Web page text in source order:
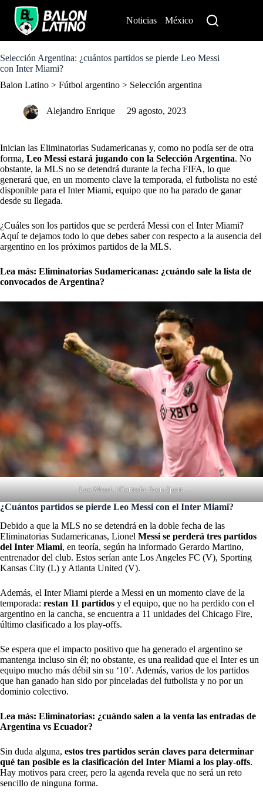
o
c
n
Noticias México
Selección Argentina: ¿cuántos partidos se pierde Leo Messi
con Inter Miami?
Balon Latino > Fútbol argentino > Selección argentina
Alejandro Enrique 29 agosto, 2023
Inician las Eliminatorias Sudamericanas y, como no podía ser de otra
forma, Leo Messi estará jugando con la Selección Argentina. No
obstante, la MLS no se detendrá durante la fecha FIFA, lo que
generará que, en un momento clave la temporada, el futbolista no esté
disponible para el Inter Miami, equipo que no ha parado de ganar
desde su llegada.
¿Cuáles son los partidos que se perderá Messi con el Inter Miami?
Aquí te dejamos todo lo que debes saber con respecto a la ausencia del
argentino en los próximos partidos de la MLS.
Lea más: Eliminatorias Sudamericanas: ¿cuándo sale la lista de
convocados de Argentina?
Leo Messi. | Cortesía: Icon Sport.
¿Cuántos partidos se pierde Leo Messi con el Inter Miami?
Debido a que la MLS no se detendrá en la doble fecha de las
Eliminatorias Sudamericanas, Lionel Messise perderá tres partidos
del Inter Miami, en teoría, según ha informado Gerardo Martino,
entrenador del club. Estos serían ante Los Angeles FC (V), Sporting
Kansas City (L) y Atlanta United (V).
Además, el Inter Miami pierde a Messi en un momento clave de la
temporada: restan 11 partidos y el equipo, que no ha perdido con el
argentino en la cancha, se encuentra a 11 unidades del Chicago Fire,
último clasificado a los play-offs.
Se espera que el impacto positivo que ha generado el argentino se
mantenga incluso sin él; no obstante, es una realidad que el Inter es un
equipo mucho más débil sin su ‘10’. Además, varios de los partidos
que han ganado han sido por pinceladas del futbolista y no por un
dominio colectivo.
Lea más: Eliminatorias: ¿cuándo salen a la venta las entradas de
Argentina vs Ecuador?
Sin duda alguna, estos tres partidos serán claves para determinar
qué tan posible es la clasificación del Inter Miami a los play-offs.
Hay motivos para creer, pero la agenda revela que no será un reto
sencillo de ninguna forma.